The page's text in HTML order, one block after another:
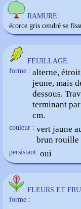
RAMURE:
écorce gris cendré se
FEUILLAGE:
forme : alterne,
jeune, mais
dessous.
terminant
cm.
couleur : vert jaune
brun rouille
persistant: oui
FLEURS ET
forme :